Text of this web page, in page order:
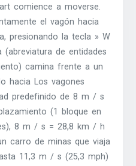
comience a moverse.
el vagón hacia
presionando la tecla » W
de entidades
camina frente a un
hacia Los vagones
predefinido de 8 m / s
(1 bloque en
8 m / s = 28,8 km / h
carro de minas que viaja
11,3 m / s (25,3 mph)